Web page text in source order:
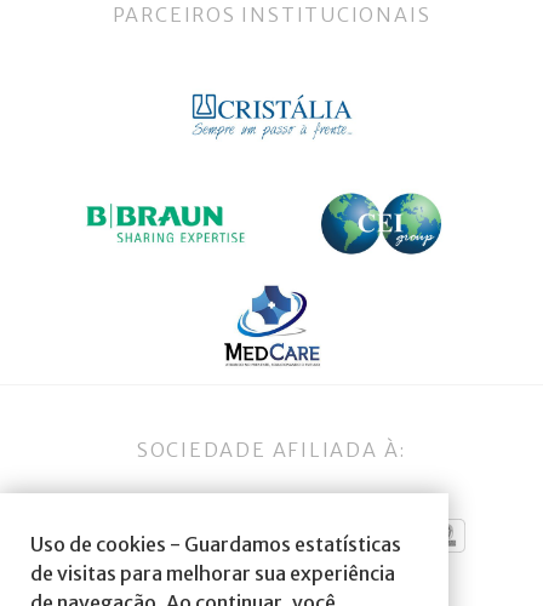
Uso de cookies - Guardamos estatísticas
de visitas para melhorar sua experiência
PARCEIROS INSTITUCIONAIS
SOCIEDADE AFILIADA À: